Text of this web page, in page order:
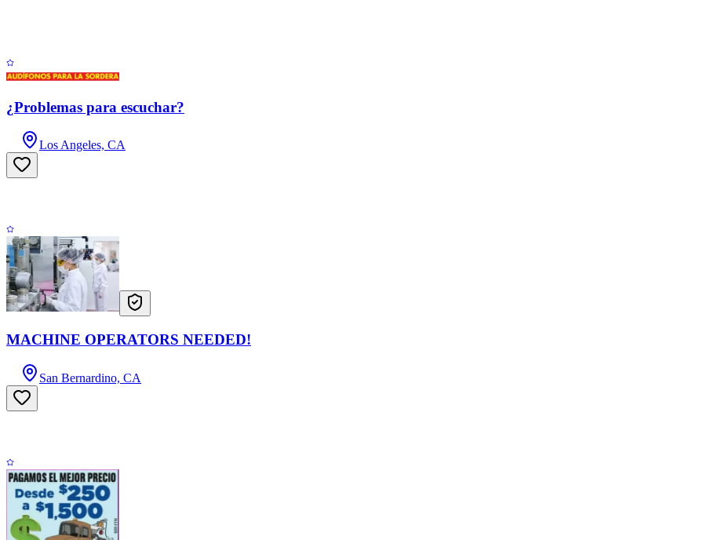
¿Problemas para escuchar?
Los Angeles, CA
MACHINE OPERATORS NEEDED!
San Bernardino, CA